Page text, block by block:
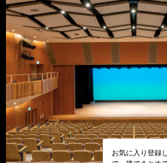
お気に入り登録